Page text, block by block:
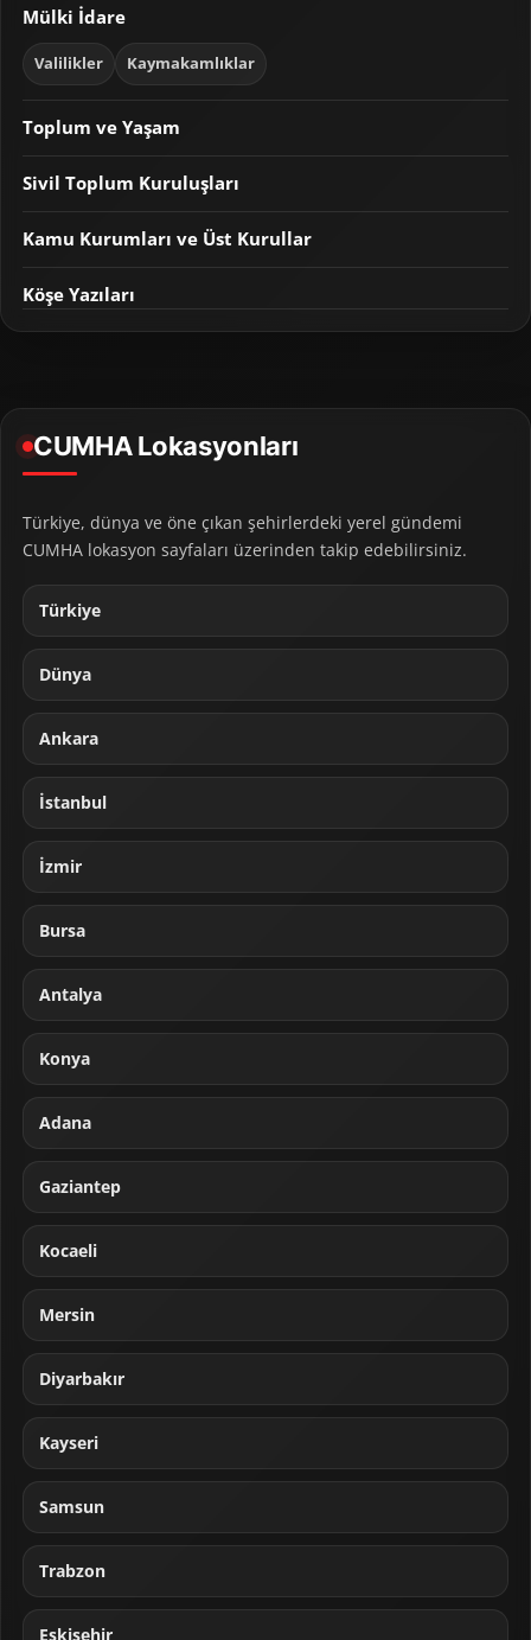
Mülki İdare
Valilikler Kaymakamlıklar
Toplum ve Yaşam
Sivil Toplum Kuruluşları
Kamu Kurumları ve Üst Kurullar
Köşe Yazıları
CUMHA Lokasyonları
Türkiye, dünya ve öne çıkan şehirlerdeki yerel gündemi
CUMHA lokasyon sayfaları üzerinden takip edebilirsiniz.
Türkiye
Dünya
Ankara
İstanbul
İzmir
Bursa
Antalya
Konya
Adana
Gaziantep
Kocaeli
Mersin
Diyarbakır
Kayseri
Samsun
Trabzon
Eskişehir